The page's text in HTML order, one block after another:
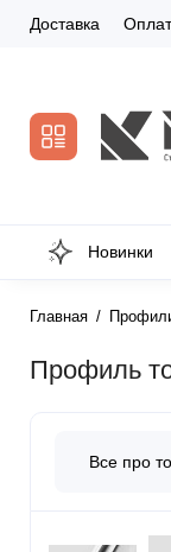
Доставка
Новинки
Главная
Профиль
Все про